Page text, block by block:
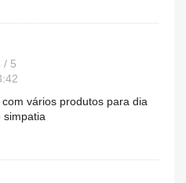
/ 5
vários produtos para dia
simpatia